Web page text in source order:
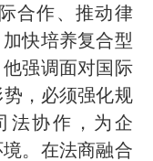
合作、推动律
快培养复合型
强调面对国际
，必须强化规
法协作，为企
。在法商融合